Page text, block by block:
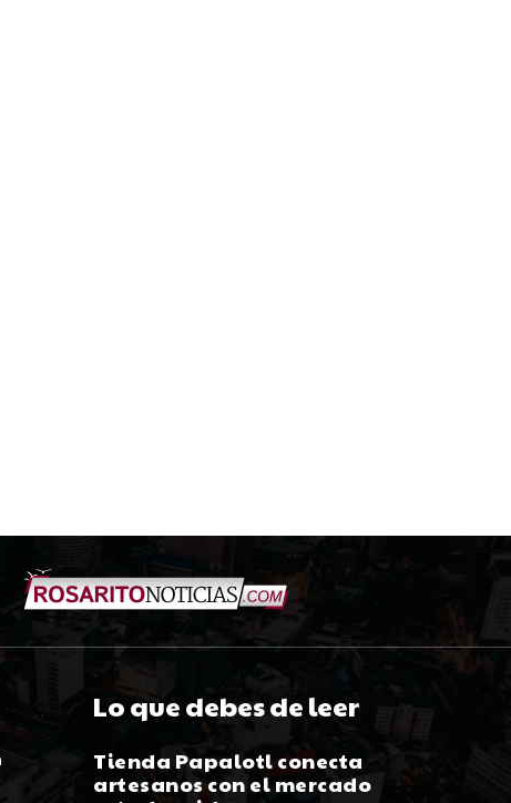
Lo que debes de leer
Tienda Papalotl conecta
artesanos con el mercado